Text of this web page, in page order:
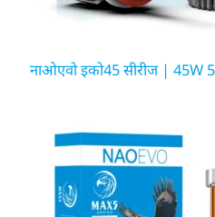
नाओएवो इको45 सीरीज | 45W